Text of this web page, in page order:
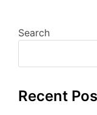
Search
Recent